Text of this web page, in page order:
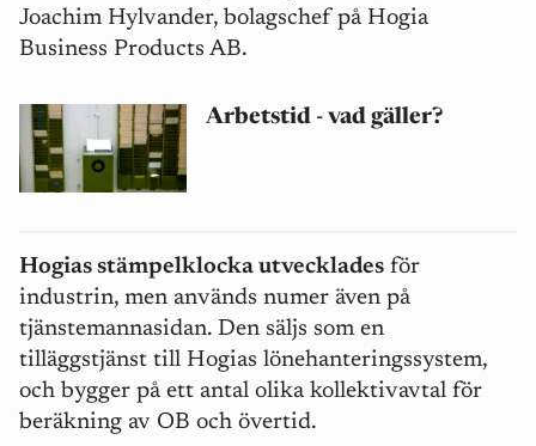
Joachim Hylvander, bolagschef på Hogia
Business Products AB.
Arbetstid - vad gäller?
Hogias stämpelklocka utvecklades för
industrin, men används numer även på
tjänstemannasidan. Den säljs som en
tilläggstjänst till Hogias lönehanteringssystem,
och bygger på ett antal olika kollektivavtal för
beräkning av OB och övertid.